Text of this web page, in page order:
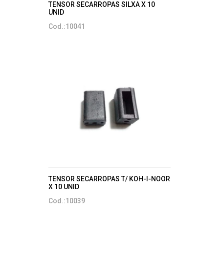
TENSOR SECARROPAS SILXA X 10
UNID
Cod.:10041
TENSOR SECARROPAS T/ KOH-I-NOOR
X 10 UNID
Cod.:10039